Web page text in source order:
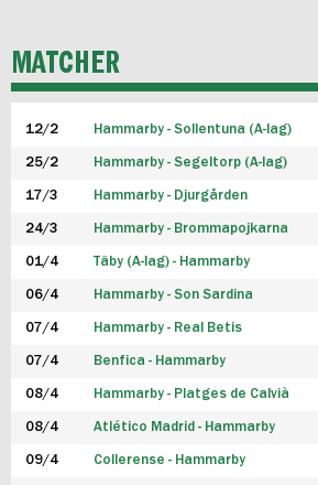
P19
F19
FUTSAL HERR
FUTSAL DAM
MATCHER
12/2 Hammarby - Sollentuna (A-lag)
25/2 Hammarby - Segeltorp (A-lag)
17/3 Hammarby - Djurgården
24/3 Hammarby - Brommapojkarna
01/4 Täby (A-lag) - Hammarby
06/4 Hammarby - Son Sardina
07/4 Hammarby - Real Betis
07/4 Benfica - Hammarby
08/4 Hammarby - Platges de Calvià
08/4 Atlético Madrid - Hammarby
09/4 Collerense - Hammarby